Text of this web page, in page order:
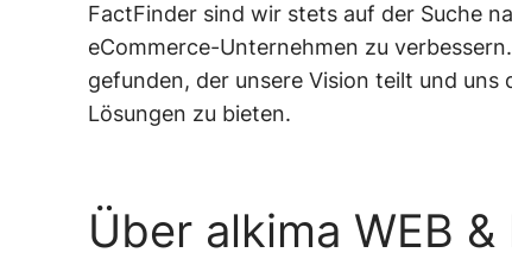
FactFinder sind wir stets auf der Suche
eCommerce-Unternehmen zu
gefunden, der unsere Vision teilt und
Lösungen zu bieten.
Über alkima WEB &